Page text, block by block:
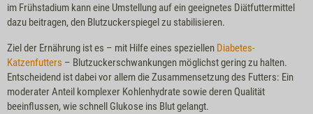
im Frühstadium kann eine Umstellung auf ein geeignetes Diätfuttermittel
dazu beitragen, den Blutzuckerspiegel zu stabilisieren.
Ziel der Ernährung ist es – mit Hilfe eines speziellen Diabetes-
Katzenfutters – Blutzuckerschwankungen möglichst gering zu halten.
Entscheidend ist dabei vor allem die Zusammensetzung des Futters: Ein
moderater Anteil komplexer Kohlenhydrate sowie deren Qualität
beeinflussen, wie schnell Glukose ins Blut gelangt.